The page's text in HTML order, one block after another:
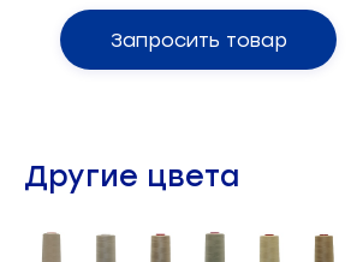
Запросить товар
Другие цвета